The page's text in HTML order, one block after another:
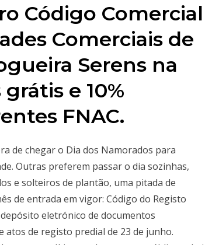
Código Comercial
Comerciais de
Serens na
e 10%
FNAC.
de chegar o Dia dos Namorados para
Outras preferem passar o dia sozinhas,
e solteiros de plantão, uma pitada de
de entrada em vigor: Código do Registo
eletrónico de documentos
de registo predial de 23 de junho.